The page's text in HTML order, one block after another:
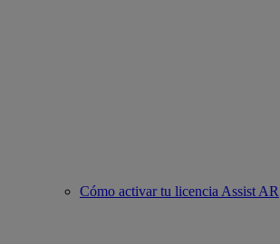
Cómo activar tu licencia Assist AR